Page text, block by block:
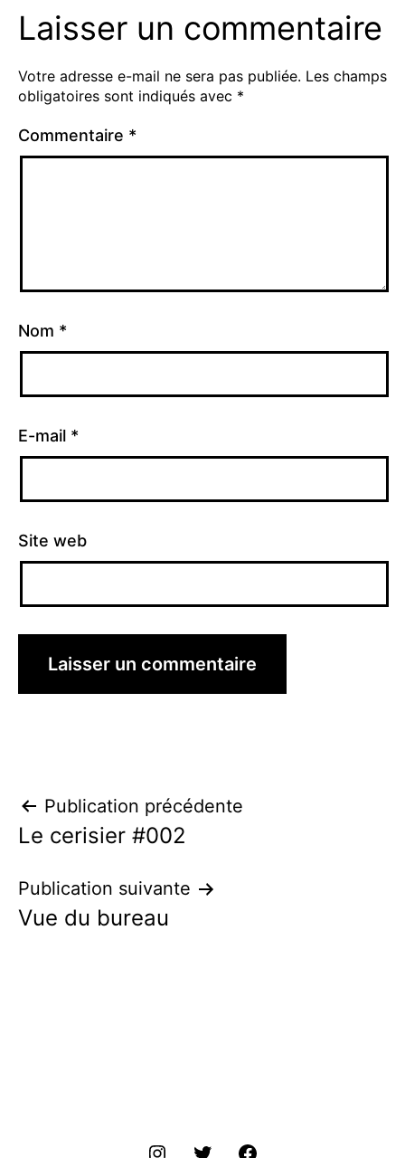
Laisser un commentaire
Votre adresse e-mail ne sera pas publiée. Les champs
obligatoires sont indiqués avec *
Commentaire *
Nom *
E-mail *
Site web
Navigation
de
l’article
Publication précédente
Le cerisier #002
Publication suivante
Vue du bureau